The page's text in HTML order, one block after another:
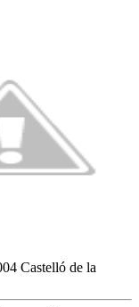
Castelló de la